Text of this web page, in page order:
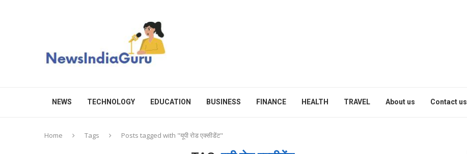
NEWS TECHNOLOGY EDUCATION BUSINESS FINANCE HEALTH TRAVEL About us Contact us
Home Tags Posts tagged with "यूपी रोड एक्सीडेंट"